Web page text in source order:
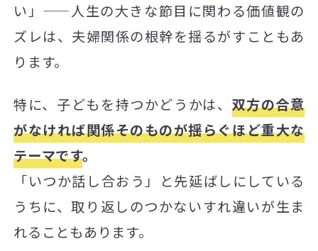
い」——人生の大きな節目に関わる価値観の
ズレは、夫婦関係の根幹を揺るがすこともあ
ります。
特に、子どもを持つかどうかは、 双方の合意
がなければ関係そのものが揺らぐほど重大な
テーマです。
「いつか話し合おう」と先延ばしにしている
うちに、取り返しのつかないすれ違いが生ま
れることもあります。